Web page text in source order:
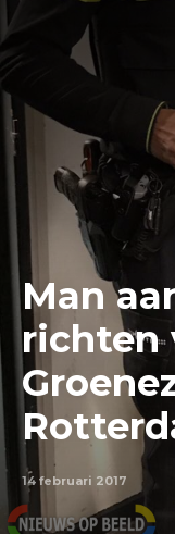
Man
richten
14 februari 2017